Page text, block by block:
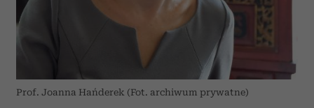
Prof. Joanna Hańderek (Fot. archiwum prywatne)